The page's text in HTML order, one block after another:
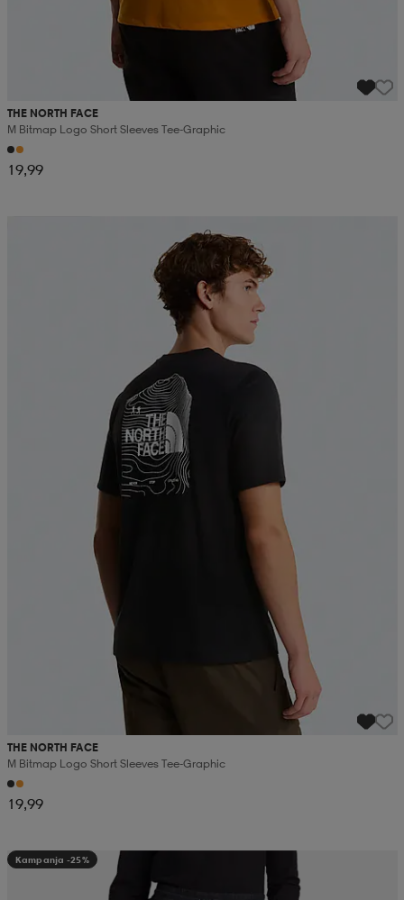
THE NORTH FACE
M Bitmap Logo Short Sleeves Tee-Graphic
19,99
THE NORTH FACE
M Bitmap Logo Short Sleeves Tee-Graphic
19,99
Kampanja -25%